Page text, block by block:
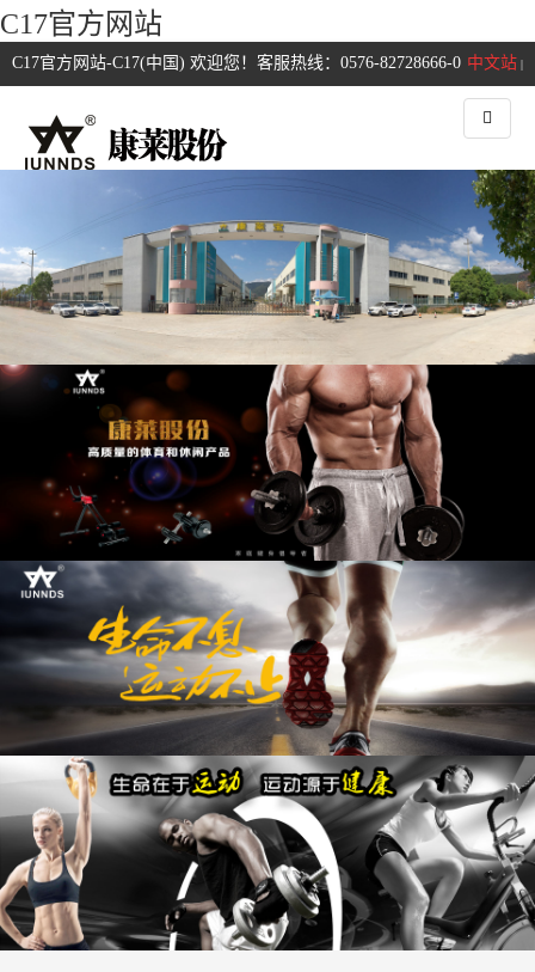
C17官方网站
中文站 |
C17官方网站-C17(中国) 欢迎您！客服热线：0576-82728666-0